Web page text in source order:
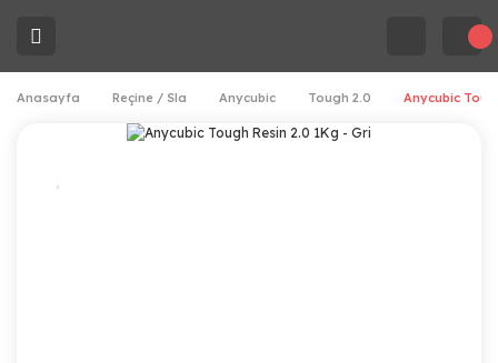
Anasayfa Reçine / Sla Anycubic Tough 2.0 Anycubic